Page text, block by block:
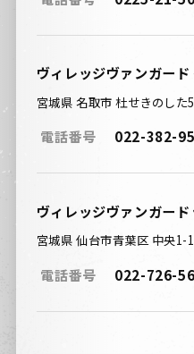
ヴィレッジヴァンガー
宮城県 名取市 杜せきのし
電話番号 022-382-
ヴィレッジヴァンガー
宮城県 仙台市青葉区 中央1-
電話番号 022-726-